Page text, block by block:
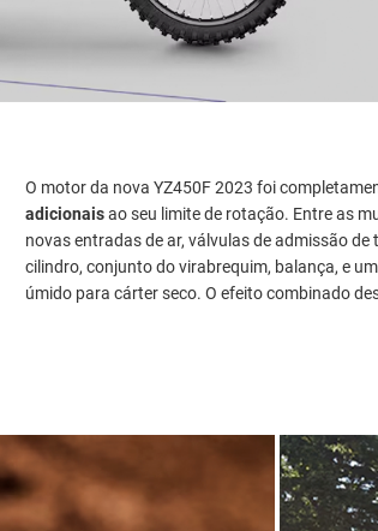
O motor da nova YZ450F 2023 foi
adicionaisao seu limite de rotação. Entre as
novas entradas de ar, válvulas de admissão
cilindro, conjunto do virabrequim, balança, e
úmido para cárter seco. O efeito combinado